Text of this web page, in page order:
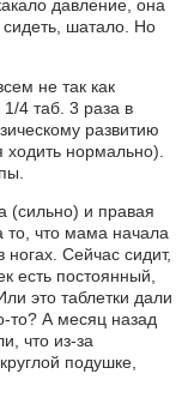
давление, она
шатало. Но
не так как
4 таб. 3 раза в
развитию
ходить нормально).
(сильно) и правая
что мама начала
Сейчас сидит,
есть постоянный,
это таблетки дали
то? А месяц назад
что из-за
подушке,